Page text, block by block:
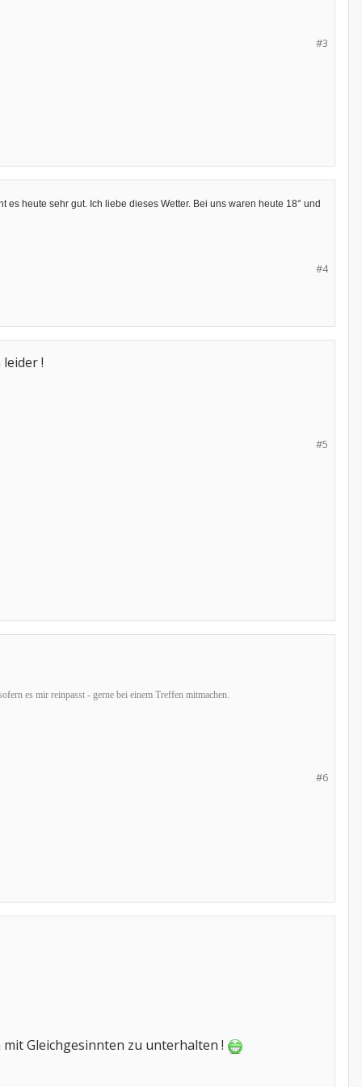
#3
heute sehr gut. Ich liebe dieses Wetter. Bei uns waren heute 18° und
#4
!
#5
es mir reinpasst - gerne bei einem Treffen mitmachen.
#6
Gleichgesinnten zu unterhalten !